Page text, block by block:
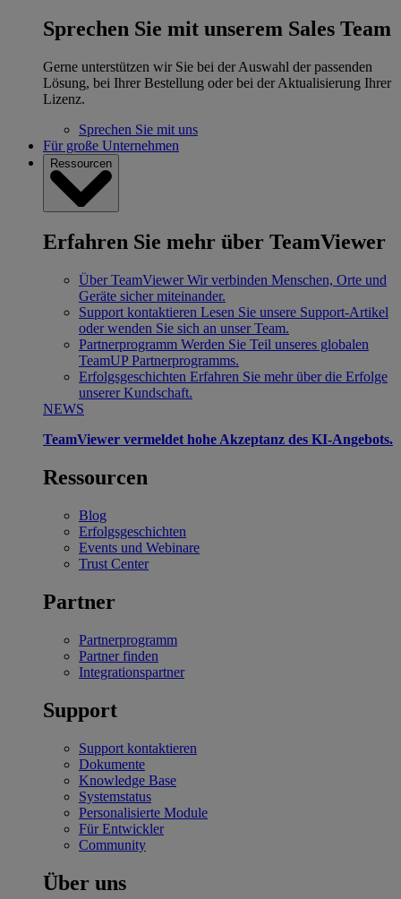
Sprechen Sie mit unserem Sales Team
Gerne unterstützen wir Sie bei der Auswahl der passenden
Lösung, bei Ihrer Bestellung oder bei der Aktualisierung Ihrer
Lizenz.
Sprechen Sie mit uns
Für große Unternehmen
Ressourcen
Erfahren Sie mehr über TeamViewer
Über TeamViewer Wir verbinden Menschen, Orte und
Geräte sicher miteinander.
Support kontaktieren Lesen Sie unsere Support-Artikel
oder wenden Sie sich an unser Team.
Partnerprogramm Werden Sie Teil unseres globalen
TeamUP Partnerprogramms.
Erfolgsgeschichten Erfahren Sie mehr über die Erfolge
unserer Kundschaft.
NEWS
TeamViewer vermeldet hohe Akzeptanz des KI-Angebots.
Ressourcen
Blog
Erfolgsgeschichten
Events und Webinare
Trust Center
Partner
Partnerprogramm
Partner finden
Integrationspartner
Support
Support kontaktieren
Dokumente
Knowledge Base
Systemstatus
Personalisierte Module
Für Entwickler
Community
Über uns